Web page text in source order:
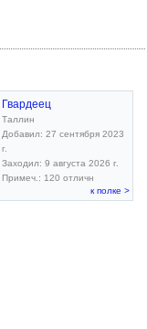
Гвардеец
Таллин
Добавил: 27 сентября 2023
г.
Заходил: 9 августа 2026 г.
Примеч.: 120 отличн
к полке >